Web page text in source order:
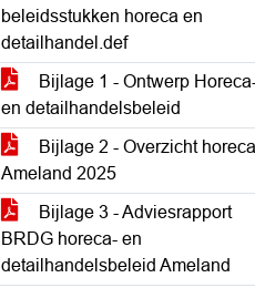
beleidsstukken horeca en
detailhandel.def
Bijlage 1 - Ontwerp
en detailhandelsbeleid
Bijlage 2 - Overzicht horeca
Ameland 2025
Bijlage 3 - Adviesrapport
BRDG horeca- en
detailhandelsbeleid Ameland